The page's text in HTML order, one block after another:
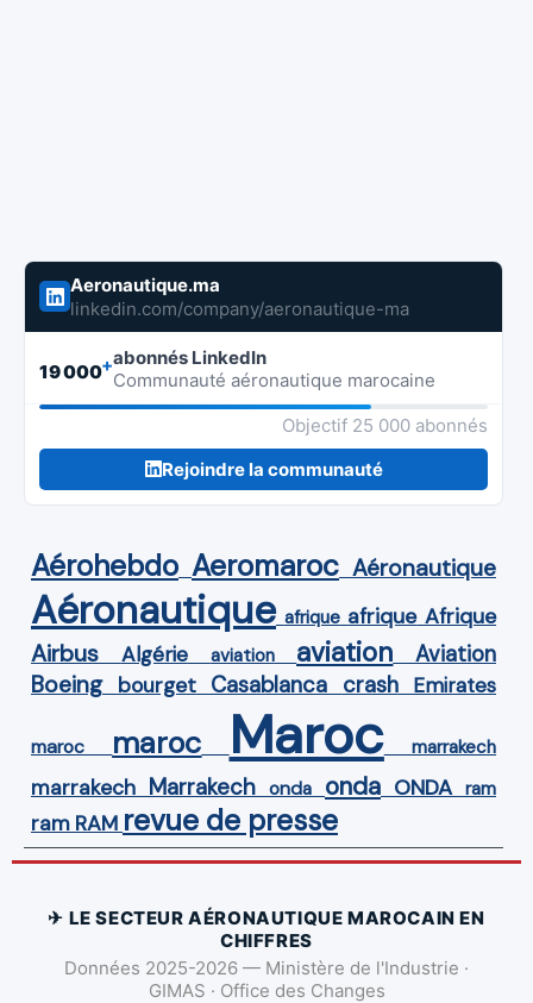
Aeronautique.ma
linkedin.com/company/aeronautique-ma
19 000+abonnés LinkedIn
Communauté aéronautique marocaine
Objectif 25 000 abonnés
Rejoindre la communauté
Aérohebdo Aeromaroc Aéronautique
Aéronautique afrique afrique Afrique
Airbus Algérie aviation aviation Aviation
Boeing bourget Casablanca crash Emirates
maroc maroc Maroc marrakech
marrakech Marrakech onda onda ONDA ram
ram RAM revue de presse
✈ LE SECTEUR AÉRONAUTIQUE MAROCAIN EN
CHIFFRES
Données 2025-2026 — Ministère de l'Industrie ·
GIMAS · Office des Changes